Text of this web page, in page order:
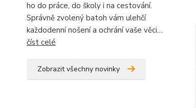
ho do práce, do školy i na cestování.
Správně zvolený batoh vám ulehčí
každodenní nošení a ochrání vaše věci....
číst celé
Zobrazit všechny novinky